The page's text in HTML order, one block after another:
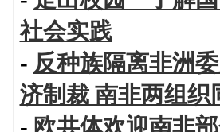
社会实践
- 反种族隔离非洲
济制裁 南非两组织
- 欧共体欢迎南非